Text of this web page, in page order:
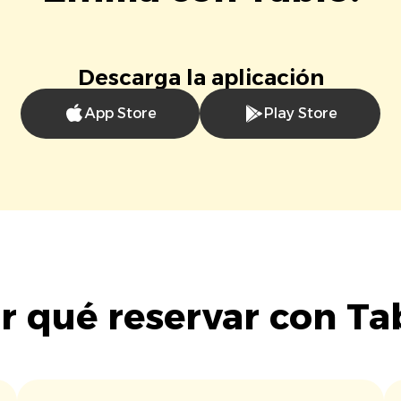
Descarga la aplicación
App Store Play Store
qué reservar con